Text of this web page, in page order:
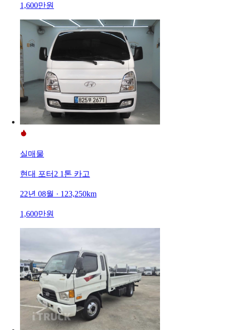
1,600만원
실매물
현대 포터2 1톤 카고
22년 08월 · 123,250km
1,600만원